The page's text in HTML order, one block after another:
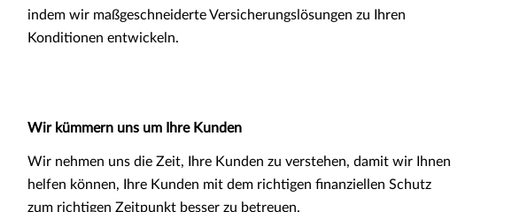
indem wir maßgeschneiderte Versicherungslösungen zu Ihren
Konditionen entwickeln.
Wir kümmern uns um Ihre Kunden
Wir nehmen uns die Zeit, Ihre Kunden zu verstehen, damit wir Ihnen
helfen können, Ihre Kunden mit dem richtigen finanziellen Schutz
zum richtigen Zeitpunkt besser zu betreuen.